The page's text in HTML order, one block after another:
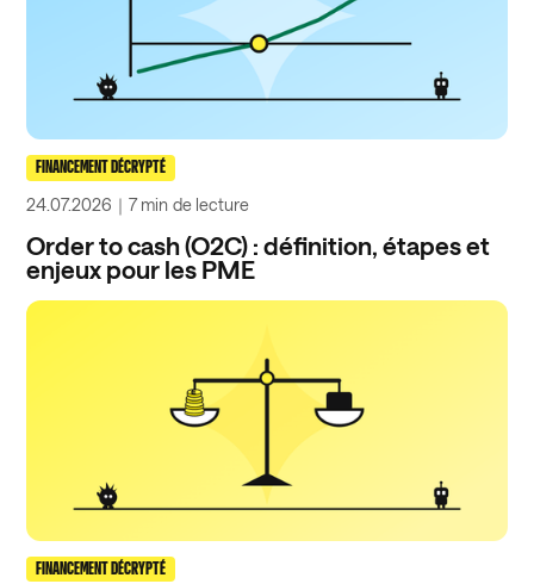
FINANCEMENT DÉCRYPTÉ
24.07.2026 ｜7 min de lecture
Order to cash (O2C) : définition, étapes et
enjeux pour les PME
FINANCEMENT DÉCRYPTÉ